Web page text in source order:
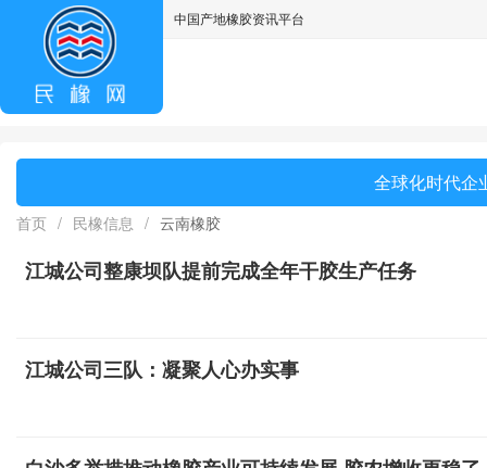
中国产地橡胶资讯平台
全球化时代企
首页 / 民橡信息 / 云南橡胶
江城公司整康坝队提前完成全年干胶生产任务
江城公司三队：凝聚人心办实事